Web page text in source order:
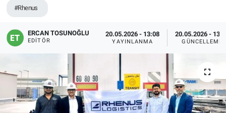
#Rhenus
ERCAN TOSUNOĞLU
EDITÖR
20.05.2026 - 13:08
YAYINLANMA
20.05.2026 -
GÜNCELLEME